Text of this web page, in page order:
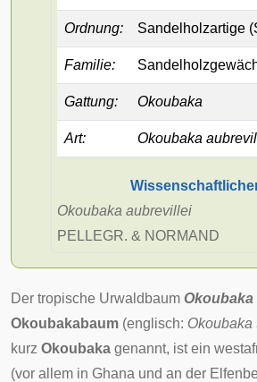
Ordnung: Sandelholzartige
Familie:
Gattung: Okoubaka
Art: Okoubaka
Okoubaka aubrevillei
PELLEGR. & NORMAND
Der tropische Urwaldbaum
Okoubakabaum (englisch: Okoubaka
kurz Okoubaka genannt, ist ein
(vor allem in Ghana und an der